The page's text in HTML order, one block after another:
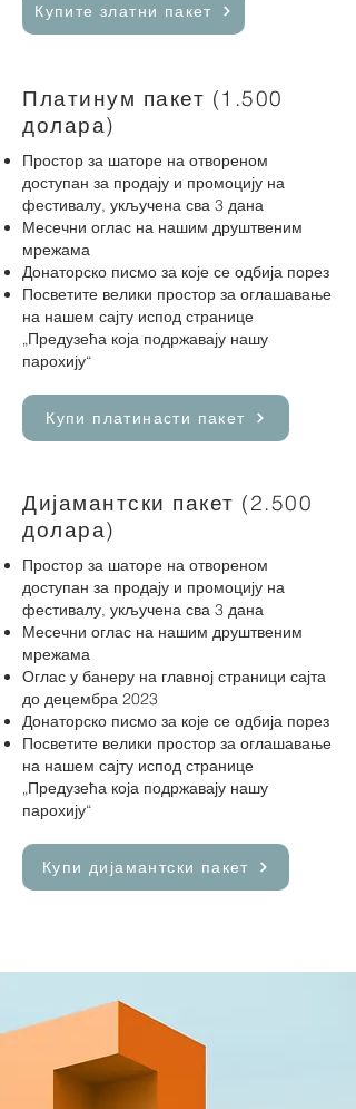
Купите златни пакет
Платинум пакет (1.500
долара)
Простор за шаторе на отвореном
доступан за продају и промоцију на
фестивалу, укључена сва 3 дана
Месечни оглас на нашим друштвеним
мрежама
Донаторско писмо за које се одбија порез
Посветите велики простор за оглашавање
на нашем сајту испод странице
„Предузећа која подржавају нашу
парохију“
Купи платинасти пакет
Дијамантски пакет (2.500
долара)
Простор за шаторе на отвореном
доступан за продају и промоцију на
фестивалу, укључена сва 3 дана
Месечни оглас на нашим друштвеним
мрежама
Оглас у банеру на главној страници сајта
до децембра 2023
Донаторско писмо за које се одбија порез
Посветите велики простор за оглашавање
на нашем сајту испод странице
„Предузећа која подржавају нашу
парохију“
Купи дијамантски пакет